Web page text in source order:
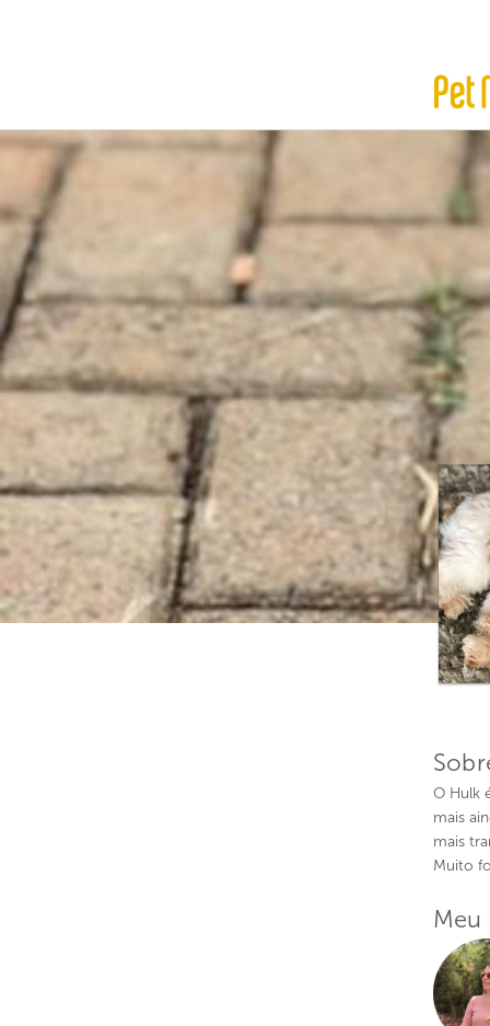
O Hulk
mais
mais
Muito
Meu